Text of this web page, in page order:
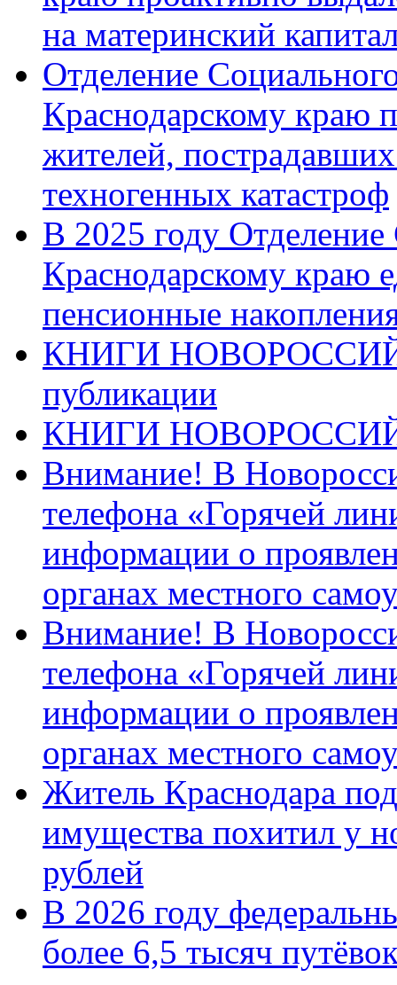
на материнский
Отделение
Краснодарскому краю
жителей,
техногенных катастроф
В 2025 году
Краснодарскому краю
пенсионные
КНИГИ
публикации
КНИГИ
Внимание! В
телефона «Горячей
информации о
органах местного
Внимание! В
телефона «Горячей
информации о
органах местного
Житель Краснодара
имущества похитил у
рублей
В 2026 году
более 6,5 тысяч